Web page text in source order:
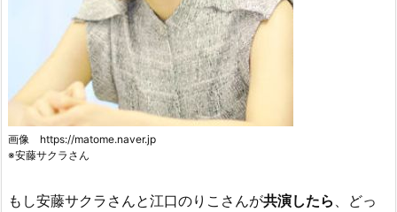
画像 https://matome.naver.jp
※安藤サクラさん
もし安藤サクラさんと江口のりこさんが共演したら 、どっ